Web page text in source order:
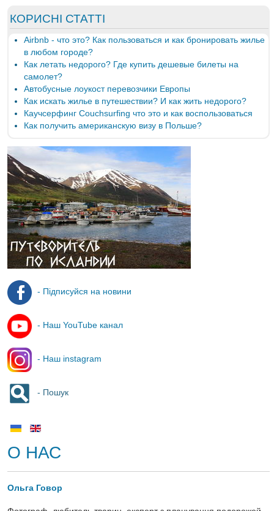
КОРИСНІ СТАТТІ
Airbnb - что это? Как пользоваться и как бронировать жилье
в любом городе?
Как летать недорого? Где купить дешевые билеты на
самолет?
Автобусные лоукост перевозчики Европы
Как искать жилье в путешествии? И как жить недорого?
Каучсерфинг Couchsurfing что это и как воспользоваться
Как получить американскую визу в Польше?
- Підписуйся на новини
- Наш YouTube канал
- Наш instagram
- Пошук
О НАС
Ольга Говор